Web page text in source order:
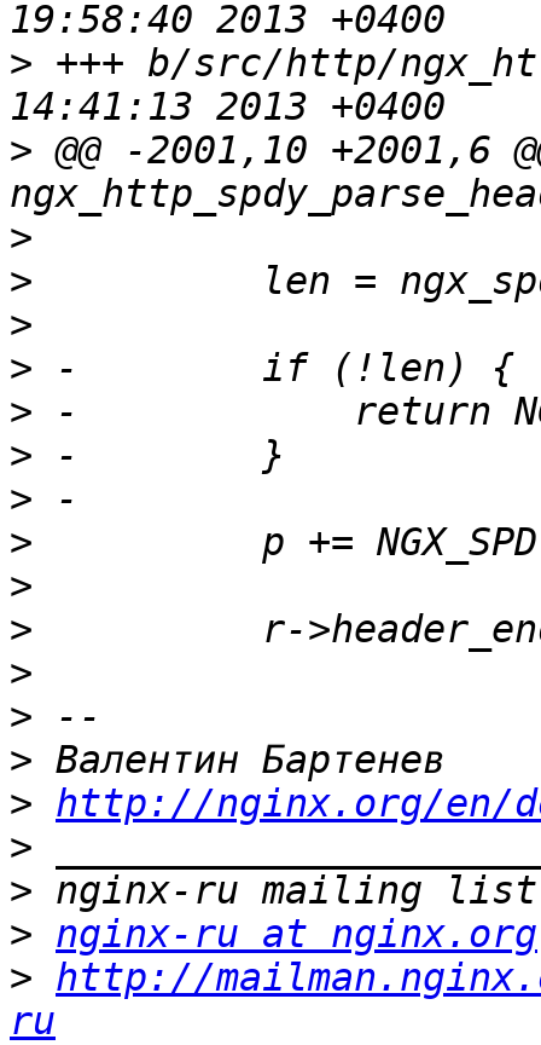
> +++ b/src/http/
> @@ -2001,10 +2001,6
>
>
>
>
>
>
>
>
>
>
>
>
>
> http://nginx.org/en/
>
>
> nginx-ru at nginx.org
> http://
ru